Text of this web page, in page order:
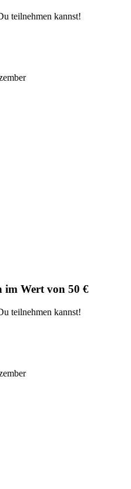
teilnehmen kannst!
im Wert von 50 €
teilnehmen kannst!